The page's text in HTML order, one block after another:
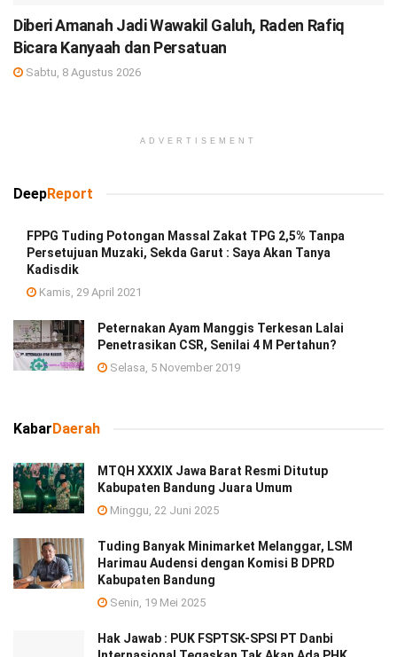
Diberi Amanah Jadi Wawakil Galuh, Raden Rafiq
Bicara Kanyaah dan Persatuan
Sabtu, 8 Agustus 2026
ADVERTISEMENT
DeepReport
FPPG Tuding Potongan Massal Zakat TPG 2,5% Tanpa
Persetujuan Muzaki, Sekda Garut : Saya Akan Tanya
Kadisdik
Kamis, 29 April 2021
Peternakan Ayam Manggis Terkesan Lalai
Penetrasikan CSR, Senilai 4 M Pertahun?
Selasa, 5 November 2019
KabarDaerah
MTQH XXXIX Jawa Barat Resmi Ditutup
Kabupaten Bandung Juara Umum
Minggu, 22 Juni 2025
Tuding Banyak Minimarket Melanggar, LSM
Harimau Audensi dengan Komisi B DPRD
Kabupaten Bandung
Senin, 19 Mei 2025
Hak Jawab : PUK FSPTSK-SPSI PT Danbi